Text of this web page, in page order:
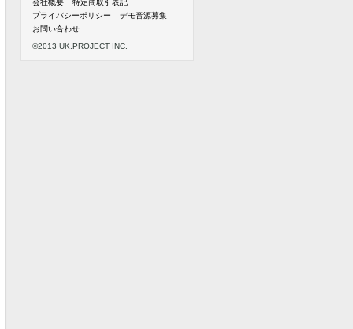
会社概要
特定商取引表記
プライバシーポリシー
デモ音源募集
お問い合わせ
©2013 UK.PROJECT INC.